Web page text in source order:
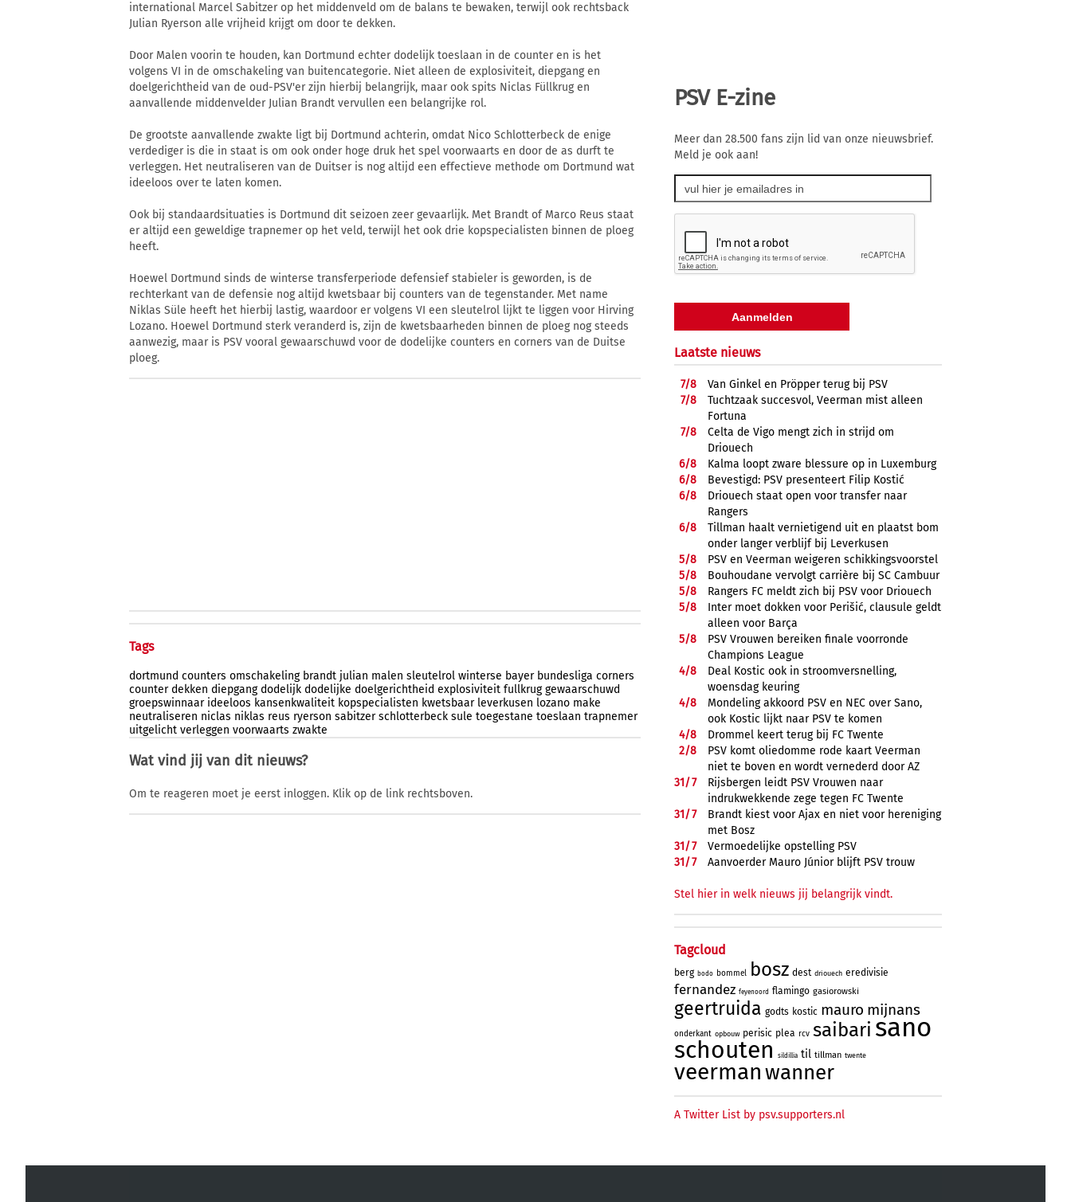
international Marcel Sabitzer op het middenveld om de balans te bewaken, terwijl ook rechtsback
Julian Ryerson alle vrijheid krijgt om door te dekken.
Door Malen voorin te houden, kan Dortmund echter dodelijk toeslaan in de counter en is het
volgens VI in de omschakeling van buitencategorie. Niet alleen de explosiviteit, diepgang en
doelgerichtheid van de oud-PSV'er zijn hierbij belangrijk, maar ook spits Niclas Füllkrug en
aanvallende middenvelder Julian Brandt vervullen een belangrijke rol.
De grootste aanvallende zwakte ligt bij Dortmund achterin, omdat Nico Schlotterbeck de enige
verdediger is die in staat is om ook onder hoge druk het spel voorwaarts en door de as durft te
verleggen. Het neutraliseren van de Duitser is nog altijd een effectieve methode om Dortmund wat
ideeloos over te laten komen.
Ook bij standaardsituaties is Dortmund dit seizoen zeer gevaarlijk. Met Brandt of Marco Reus staat
er altijd een geweldige trapnemer op het veld, terwijl het ook drie kopspecialisten binnen de ploeg
heeft.
Hoewel Dortmund sinds de winterse transferperiode defensief stabieler is geworden, is de
rechterkant van de defensie nog altijd kwetsbaar bij counters van de tegenstander. Met name
Niklas Süle heeft het hierbij lastig, waardoor er volgens VI een sleutelrol lijkt te liggen voor Hirving
Lozano. Hoewel Dortmund sterk veranderd is, zijn de kwetsbaarheden binnen de ploeg nog steeds
aanwezig, maar is PSV vooral gewaarschuwd voor de dodelijke counters en corners van de Duitse
ploeg.
Tags
dortmund counters omschakeling brandt julian malen sleutelrol winterse bayer bundesliga corners
counter dekken diepgang dodelijk dodelijke doelgerichtheid explosiviteit fullkrug gewaarschuwd
groepswinnaar ideeloos kansenkwaliteit kopspecialisten kwetsbaar leverkusen lozano make
neutraliseren niclas niklas reus ryerson sabitzer schlotterbeck sule toegestane toeslaan trapnemer
uitgelicht verleggen voorwaarts zwakte
Wat vind jij van dit nieuws?
Om te reageren moet je eerst inloggen. Klik op de link rechtsboven.
PSV E-zine
Meer dan 28.500 fans zijn lid van onze nieuwsbrief.
Meld je ook aan!
Laatste nieuws
7/8
Van Ginkel en Pröpper terug bij PSV
7/8
Tuchtzaak succesvol, Veerman mist alleen
Fortuna
7/8
Celta de Vigo mengt zich in strijd om
Driouech
6/8
Kalma loopt zware blessure op in Luxemburg
6/8
Bevestigd: PSV presenteert Filip Kostić
6/8
Driouech staat open voor transfer naar
Rangers
6/8
Tillman haalt vernietigend uit en plaatst bom
onder langer verblijf bij Leverkusen
5/8
PSV en Veerman weigeren schikkingsvoorstel
5/8
Bouhoudane vervolgt carrière bij SC Cambuur
5/8
Rangers FC meldt zich bij PSV voor Driouech
5/8
Inter moet dokken voor Perišić, clausule geldt
alleen voor Barça
5/8
PSV Vrouwen bereiken finale voorronde
Champions League
4/8
Deal Kostic ook in stroomversnelling,
woensdag keuring
4/8
Mondeling akkoord PSV en NEC over Sano,
ook Kostic lijkt naar PSV te komen
4/8
Drommel keert terug bij FC Twente
2/8
PSV komt oliedomme rode kaart Veerman
niet te boven en wordt vernederd door AZ
31/7
Rijsbergen leidt PSV Vrouwen naar
indrukwekkende zege tegen FC Twente
31/7
Brandt kiest voor Ajax en niet voor hereniging
met Bosz
31/7
Vermoedelijke opstelling PSV
31/7 Aanvoerder Mauro Júnior blijft PSV trouw
Stel hier in welk nieuws jij belangrijk vindt.
Tagcloud
berg bodo bommel bosz dest driouech eredivisie
fernandez feyenoord flamingo gasiorowski
geertruida godts kostic mauro mijnans
onderkant opbouw perisic plea rcv saibari sano
schouten sildillia til tillman twente
veermanwanner
A Twitter List by psv.supporters.nl